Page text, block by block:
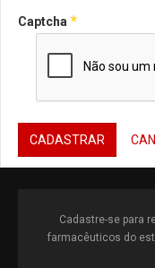
Captcha *
CADASTRAR
Cadastre-se para
farmacêuticos do